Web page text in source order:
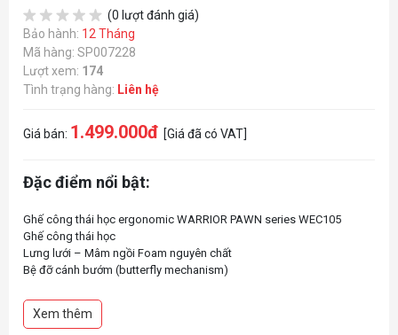
(0 lượt đánh giá)
Bảo hành: 12 Tháng
Mã hàng: SP007228
Lượt xem: 174
Tình trạng hàng: Liên hệ
Giá bán: 1.499.000đ [Giá đã có VAT]
Đặc điểm nổi bật:
Ghế công thái học ergonomic WARRIOR PAWN series WEC105
Ghế công thái học
Lưng lưới – Mâm ngồi Foam nguyên chất
Bệ đỡ cánh bướm (butterfly mechanism)
Trục thủy lực Class 4 bền bỉ
Lưng ghế tùy chỉnh công thái học
Xem thêm